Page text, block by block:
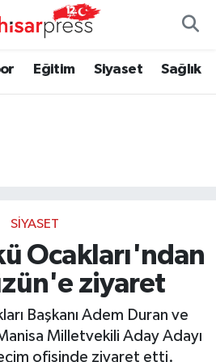
Eğitim Siyaset Sağlık
SIYASET
Ocakları'ndan
ziyaret
Başkanı Adem Duran ve
Milletvekili Aday Adayı
ofisinde ziyaret etti.
ve Fikstür